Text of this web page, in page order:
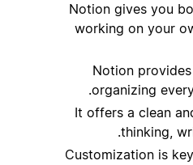
Notion gives you
working on your
Notion
organizing
It offers a clean
thinking,
Customization is